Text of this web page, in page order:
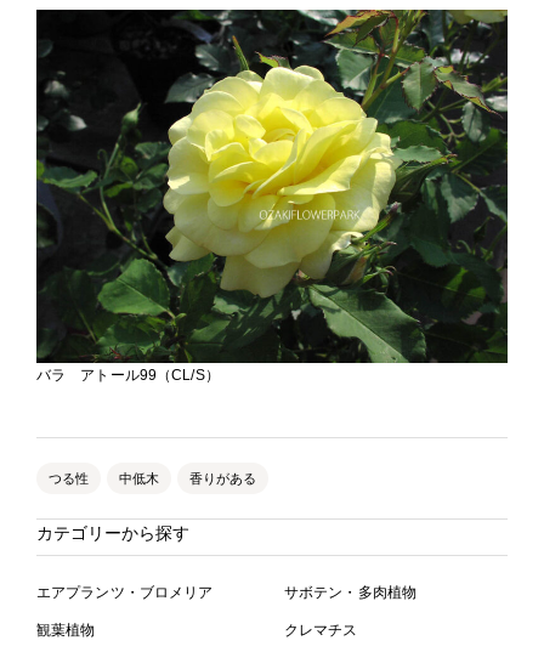
バラ アトール99（CL/S）
つる性 中低木 香りがある
カテゴリーから探す
エアプランツ・ブロメリア サボテン・多肉植物
観葉植物 クレマチス